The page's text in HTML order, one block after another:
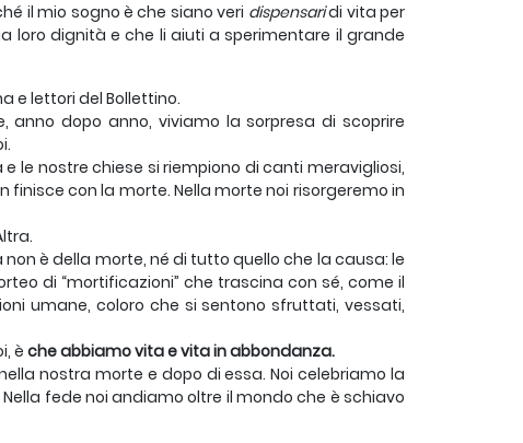
il mio sogno è che siano veri dispensaridi vita per
loro dignità e che li aiuti a sperimentare il grande
e lettori del Bollettino.
anno dopo anno, viviamo la sorpresa di scoprire
le nostre chiese si riempiono di canti meravigliosi,
finisce con la morte. Nella morte noi risorgeremo in
è della morte, né di tutto quello che la causa: le
di “mortificazioni” che trascina con sé, come il
umane, coloro che si sentono sfruttati, vessati,
è che abbiamo vita e vita in abbondanza.
nostra morte e dopo di essa. Noi celebriamo la
fede noi andiamo oltre il mondo che è schiavo